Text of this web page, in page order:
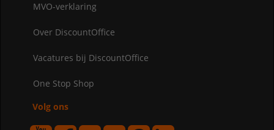
MVO-verklaring
Over DiscountOffice
Vacatures bij DiscountOffice
One Stop Shop
Volg ons